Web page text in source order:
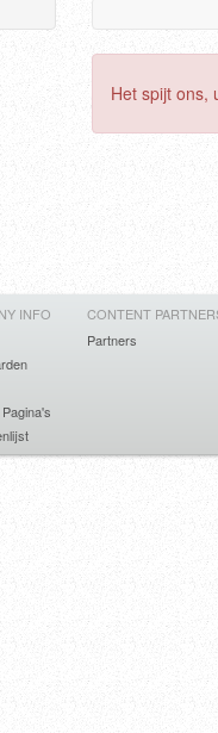
Het spijt ons,
INFO
CONTENT
Partners